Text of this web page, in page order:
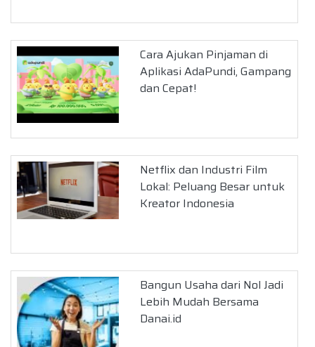
Cara Ajukan Pinjaman di
Aplikasi AdaPundi, Gampang
dan Cepat!
Netflix dan Industri Film
Lokal: Peluang Besar untuk
Kreator Indonesia
Bangun Usaha dari Nol Jadi
Lebih Mudah Bersama
Danai.id